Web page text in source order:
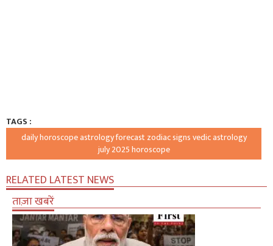
TAGS :
daily horoscope astrology forecast zodiac signs vedic astrology
july 2025 horoscope
RELATED LATEST NEWS
ताज़ा खबरें